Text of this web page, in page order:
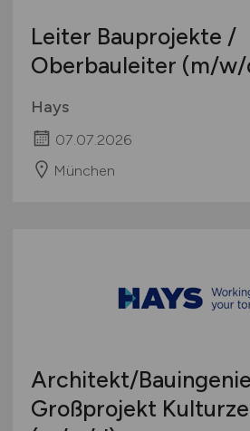
Leiter Bauprojekte /
Oberbauleiter (m/w/
Hays
07.07.2026
München
Architekt/
Großprojekt